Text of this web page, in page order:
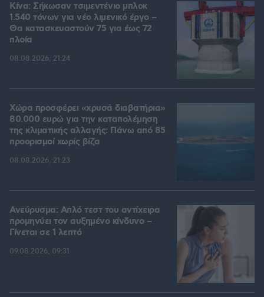
Κίνα: Σήκωσαν τσιμεντένιο μπλοκ
1.540 τόνων για νέο λιμενικό έργο –
Θα κατασκευαστούν 75 για έως 72
πλοία
08.08.2026, 21:24
Χώρα προσφέρει «χρυσά διαβατήρια»
80.000 ευρώ για την καταπολέμηση
της κλιματικής αλλαγής: Πάνω από 85
προορισμοί χωρίς βίζα
08.08.2026, 21:23
Ανεύρυσμα: Απλό τεστ του αντίχειρα
προμηνύει τον αυξημένο κίνδυνο –
Γίνεται σε 1 λεπτό
09.08.2026, 09:31